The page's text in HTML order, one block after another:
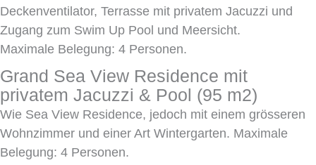
Deckenventilator, Terrasse mit privatem Jacuzzi und
Zugang zum Swim Up Pool und Meersicht.
Maximale Belegung: 4 Personen.
Grand Sea View Residence mit
privatem Jacuzzi & Pool (95 m2)
Wie Sea View Residence, jedoch mit einem grösseren
Wohnzimmer und einer Art Wintergarten. Maximale
Belegung: 4 Personen.